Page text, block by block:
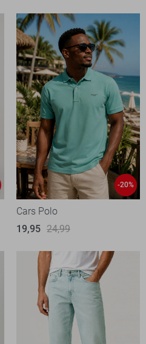
-20%
Cars Polo
19,95 24,99